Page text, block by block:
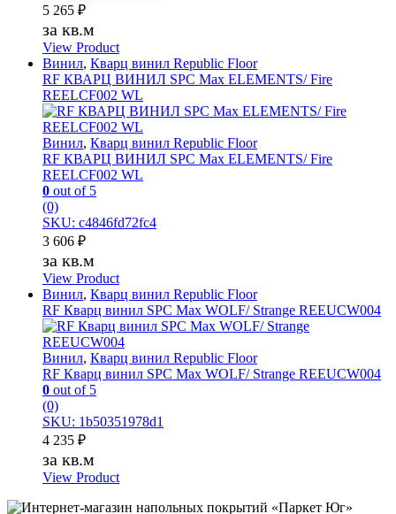
5 265 ₽
за кв.м
View Product
Винил, Кварц винил Republic Floor
RF КВАРЦ ВИНИЛ SPC Max ELEMENTS/ Fire
REELCF002 WL
Винил, Кварц винил Republic Floor
RF КВАРЦ ВИНИЛ SPC Max ELEMENTS/ Fire
REELCF002 WL
0 out of 5
(0)
SKU: c4846fd72fc4
3 606 ₽
за кв.м
View Product
Винил, Кварц винил Republic Floor
RF Кварц винил SPC Max WOLF/ Strange REEUCW004
Винил, Кварц винил Republic Floor
RF Кварц винил SPC Max WOLF/ Strange REEUCW004
0 out of 5
(0)
SKU: 1b50351978d1
4 235 ₽
за кв.м
View Product